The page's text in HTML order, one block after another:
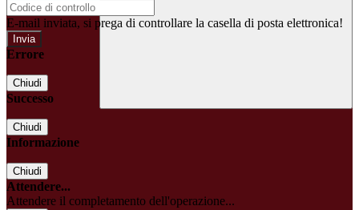
E-mail inviata, si prega di controllare la casella di posta elettronica!
Errore
Chiudi
Successo
Chiudi
Informazione
Chiudi
Attendere...
Attendere il completamento dell'operazione...